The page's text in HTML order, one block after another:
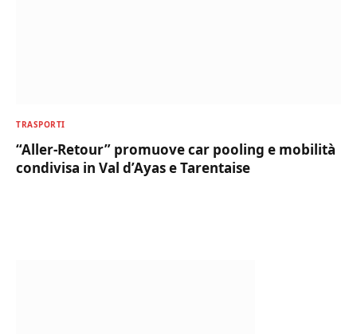
TRASPORTI
“Aller-Retour” promuove car pooling e mobilità
condivisa in Val d’Ayas e Tarentaise